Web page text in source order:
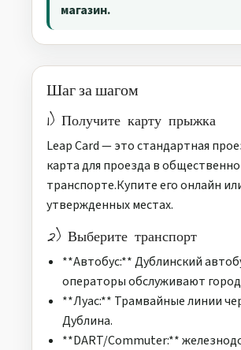
магазин.
Шаг за шагом
1) Получите карту прыжка
Leap Card — это стандартная
карта для проезда в
транспорте.Купите его онлайн
утвержденных местах.
2) Выберите транспорт
**Автобус:** Дублинский
операторы обслуживают
**Луас:** Трамвайные линии
Дублина.
**DART/Commuter:**